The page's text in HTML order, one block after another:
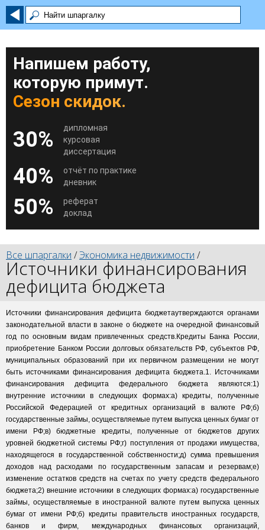
Напишем работу,
которую примут.
Сезон скидок.
30%
дипломная
курсовая
диссертация
40%
отчёт по практике
дневник
50%
реферат
доклад
Все шпаргалки /Экономика недвижимости /
Источники финансирования
дефицита бюджета
Источники финансирования дефицита бюджетаутверждаются органами
законодательной власти в законе о бюджете на очередной финансовый
год по основным видам привлеченных средств.Кредиты Банка России,
приобретение Банком России долговых обязательств РФ, субъектов РФ,
муниципальных образований при их первичном размещении не могут
быть источниками финансирования дефицита бюджета.1. Источниками
финансирования дефицита федерального бюджета являются:1)
внутренние источники в следующих формах:а) кредиты, полученные
Российской Федерацией от кредитных организаций в валюте РФ;б)
государственные займы, осуществляемые путем выпуска ценных бумаг от
имени РФ;в) бюджетные кредиты, полученные от бюджетов других
уровней бюджетной системы РФ;г) поступления от продажи имущества,
находящегося в государственной собственности;д) сумма превышения
доходов над расходами по государственным запасам и резервам;е)
изменение остатков средств на счетах по учету средств федерального
бюджета;2) внешние источники в следующих формах:а) государственные
займы, осуществляемые в иностранной валюте путем выпуска ценных
бумаг от имени РФ;б) кредиты правительств иностранных государств,
банков и фирм, международных финансовых организаций,